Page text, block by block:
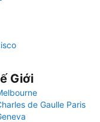
Giới
de Gaulle Paris